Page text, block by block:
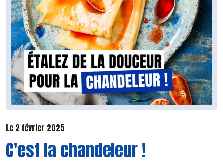
Le 2 février 2025
C'est la chandeleur !